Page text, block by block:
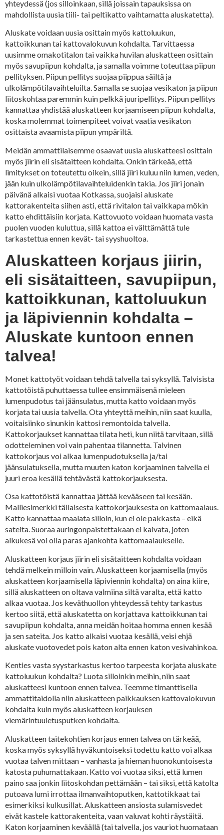
yhteydessä (jos silloinkaan, sillä joissain tapauksissa on
mahdollista uusia tiili- tai peltikatto vaihtamatta aluskatetta).
Aluskate voidaan uusia osittain myös kattoluukun,
kattoikkunan tai kattovalokuvun kohdalta. Tarvittaessa
uusimme omakotitalon tai vaikka huvilan aluskatteen osittain
myös savupiipun kohdalta, ja samalla voimme toteuttaa piipun
pellityksen. Piipun pellitys suojaa piippua säiltä ja
ulkolämpötilavaihteluilta. Samalla se suojaa vesikaton ja piipun
liitoskohtaa paremmin kuin pelkkä juuripellitys. Piipun pellitys
kannattaa yhdistää aluskatteen korjaamiseen piipun kohdalta,
koska molemmat toimenpiteet voivat vaatia vesikaton
osittaista avaamista piipun ympäriltä.
Meidän ammattilaisemme osaavat uusia aluskatteesi osittain
myös jiirin eli sisätaitteen kohdalta. Onkin tärkeää, että
limitykset on toteutettu oikein, sillä jiiri kuluu niin lumen, veden,
jään kuin ulkolämpötilavaihteluidenkin takia. Jos jiiri jonain
päivänä alkaisi vuotaa Kotkassa, suojaisi aluskate
kattorakenteita siihen asti, että rivitalon tai vaikkapa mökin
katto ehdittäisiin korjata. Kattovuoto voidaan huomata vasta
puolen vuoden kuluttua, sillä kattoa ei välttämättä tule
tarkastettua ennen kevät- tai syyshuoltoa.
Aluskatteen korjaus jiirin,
eli sisätaitteen, savupiipun,
kattoikkunan, kattoluukun
ja läpiviennin kohdalta –
Aluskate kuntoon ennen
talvea!
Monet kattotyöt voidaan tehdä talvella tai syksyllä. Talvisista
kattotöistä puhuttaessa tullee ensimmäisenä mieleen
lumenpudotus tai jäänsulatus, mutta katto voidaan myös
korjata tai uusia talvella. Ota yhteyttä meihin, niin saat kuulla,
voitaisiinko sinunkin kattosi remontoida talvella.
Kattokorjaukset kannattaa tilata heti, kun niitä tarvitaan, sillä
odotteleminen voi vain pahentaa tilannetta. Talvinen
kattokorjaus voi alkaa lumenpudotuksella ja/tai
jäänsulatuksella, mutta muuten katon korjaaminen talvella ei
juuri eroa kesällä tehtävästä kattokorjauksesta.
Osa kattotöistä kannattaa jättää kevääseen tai kesään.
Malliesimerkki tällaisesta kattokorjauksesta on kattomaalaus.
Katto kannattaa maalata silloin, kun ei ole pakkasta – eikä
sateita. Suoraa auringonpaistettakaan ei kaivata, joten
alkukesä voi olla paras ajankohta kattomaalaukselle.
Aluskatteen korjaus jiirin eli sisätaitteen kohdalta voidaan
tehdä melkein milloin vain. Aluskatteen korjaamisella (myös
aluskatteen korjaamisella läpiviennin kohdalta) on aina kiire,
sillä aluskatteen on oltava valmiina siltä varalta, että katto
alkaa vuotaa. Jos keväthuollon yhteydessä tehty tarkastus
kertoo siitä, että aluskatetta on korjattava kattoikkunan tai
savupiipun kohdalta, anna meidän hoitaa homma ennen kesää
ja sen sateita. Jos katto alkaisi vuotaa kesällä, veisi ehjä
aluskate vuotovedet pois katon alta ennen katon vesivahinkoa.
Kenties vasta syystarkastus kertoo tarpeesta korjata aluskate
kattoluukun kohdalta? Luota silloinkin meihin, niin saat
aluskatteesi kuntoon ennen talvea. Teemme timanttisella
ammattitaidolla niin aluskatteen paikkauksen kattovalokuvun
kohdalta kuin myös aluskatteen korjauksen
viemärintuuletusputken kohdalta.
Aluskatteen taitekohtien korjaus ennen talvea on tärkeää,
koska myös syksyllä hyväkuntoiseksi todettu katto voi alkaa
vuotaa talven mittaan – vanhasta ja hieman huonokuntoisesta
katosta puhumattakaan. Katto voi vuotaa siksi, että lumen
paino saa jonkin liitoskohdan pettämään – tai siksi, että katolta
putoava lumi irrottaa ilmanvaihtoputken, kattotikkaat tai
esimerkiksi kulkusillat. Aluskatteen ansiosta sulamisvedet
eivät kastele kattorakenteita, vaan valuvat kohti räystäitä.
Katon korjaaminen keväällä (tai talvella, jos vauriot huomataan